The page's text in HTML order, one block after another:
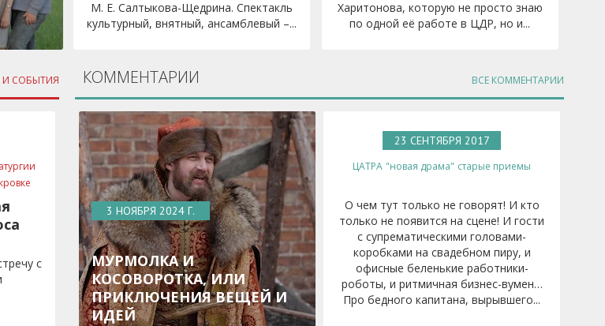
М. Е. Салтыкова-Щедрина. Спектакль
культурный, внятный, ансамблевый –...
Харитонова, которую не просто знаю
по одной её работе в ЦДР, но и...
И СОБЫТИЯ
с
ВСЕ КОММЕНТАРИИ
КОММЕНТАРИИ
3 НОЯБРЯ 2024 Г.
МУРМОЛКА И
КОСОВОРОТКА, ИЛИ
ПРИКЛЮЧЕНИЯ ВЕЩЕЙ И
ИДЕЙ
23 СЕНТЯБРЯ 2017
ЦАТРА "новая драма" старые приемы
О чем тут только не говорят! И кто
только не появится на сцене! И гости
с супрематическими головами-
коробками на свадебном пиру, и
офисные беленькие работники-
роботы, и ритмичная бизнес-вумен…
Про бедного капитана, вырывшего...